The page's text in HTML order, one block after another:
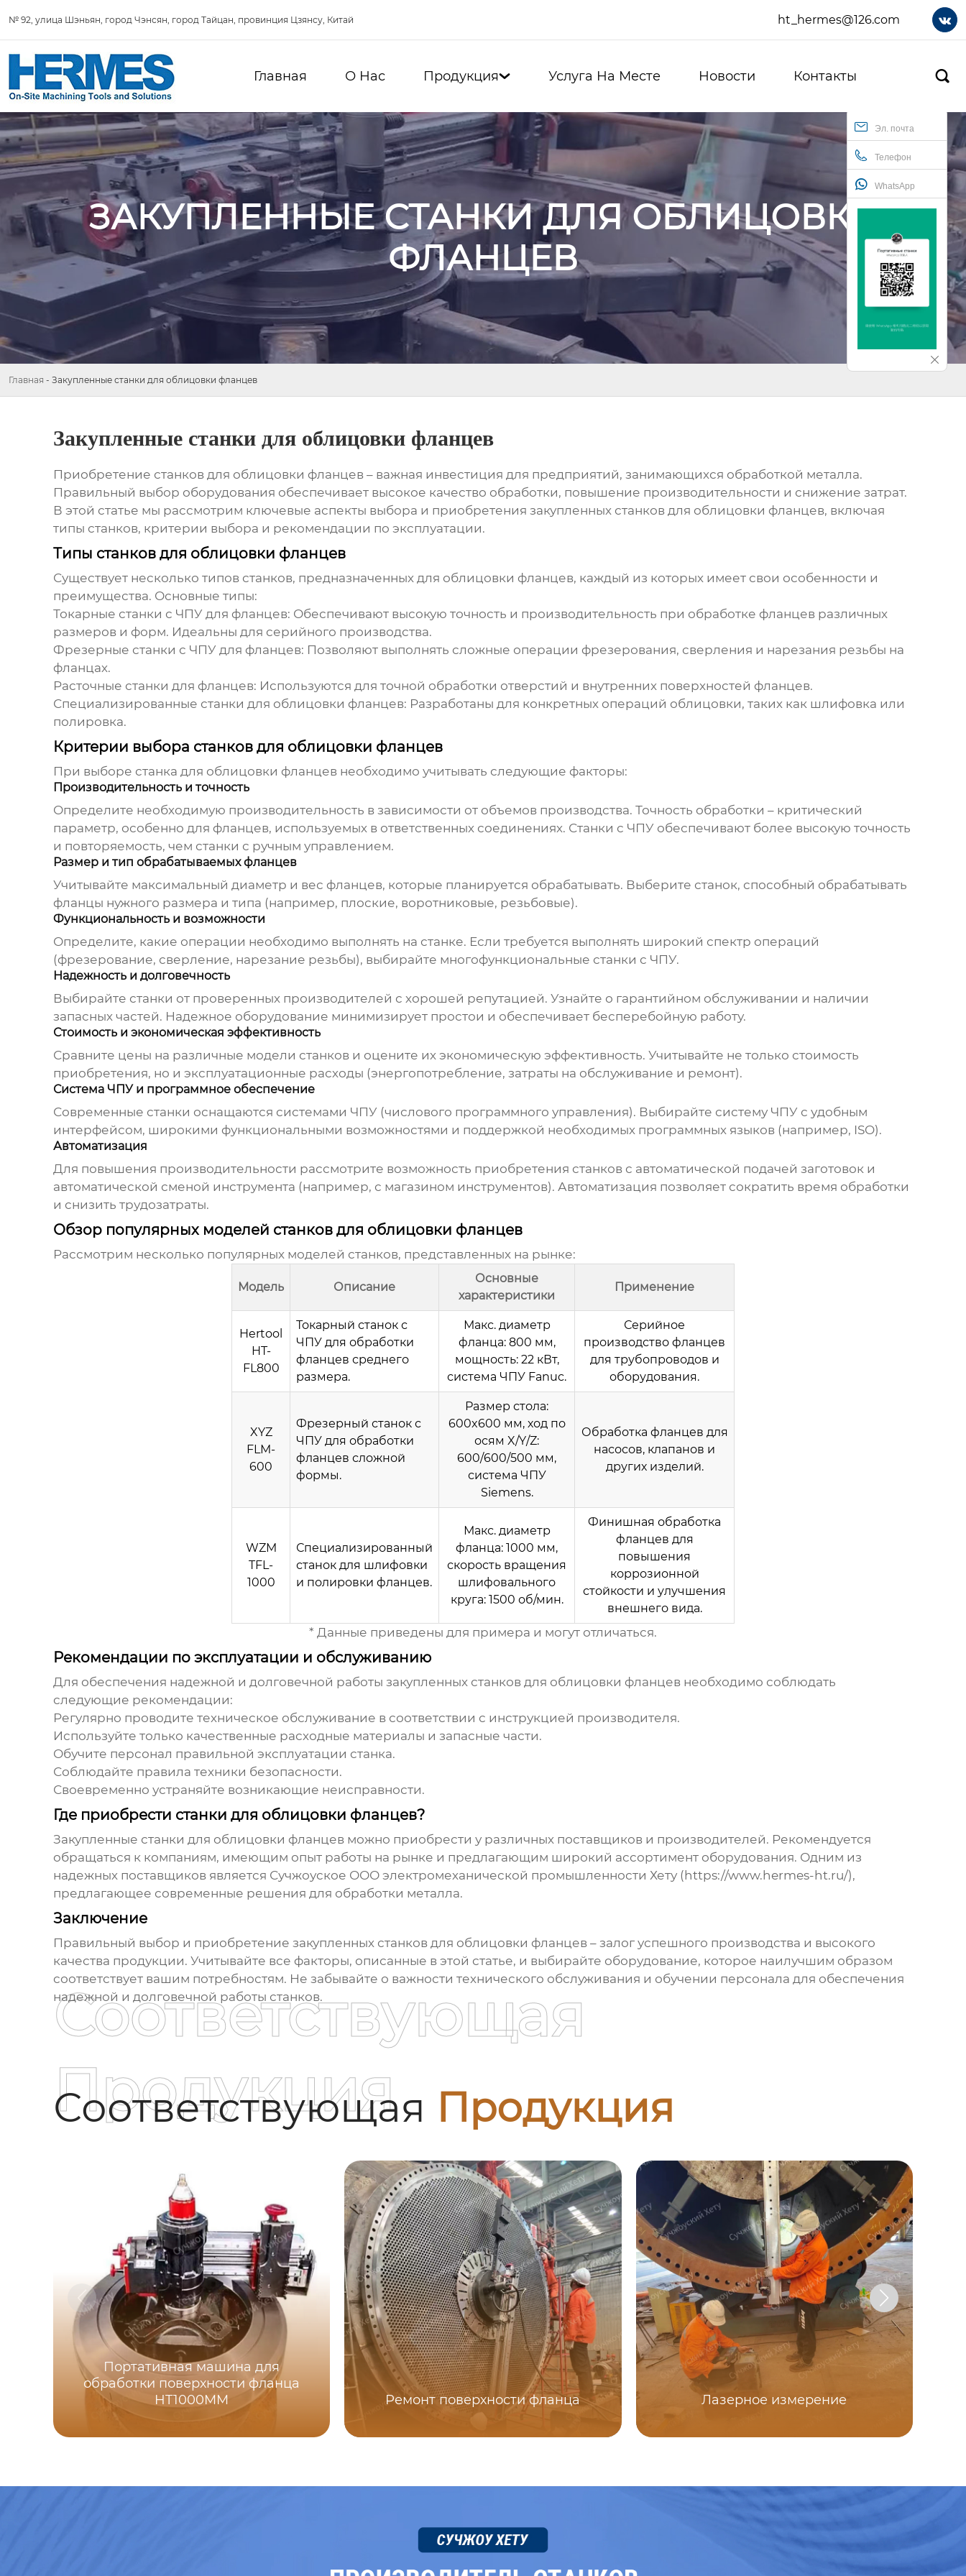
№ 92, улица Шэньян, город Чэнсян, город Тайцан, провинция Цзянсу, Китай ht_hermes@126.com 
Главная О Нас Продукция Услуга На Месте Новости Контакты 
Эл. почта
Телефон
WhatsApp
ЗАКУПЛЕННЫЕ СТАНКИ ДЛЯ ОБЛИЦОВКИ
ФЛАНЦЕВ
Главная - Закупленные станки для облицовки фланцев
Закупленные станки для облицовки фланцев
Приобретение станков для облицовки фланцев – важная инвестиция для предприятий, занимающихся обработкой металла.
Правильный выбор оборудования обеспечивает высокое качество обработки, повышение производительности и снижение затрат.
В этой статье мы рассмотрим ключевые аспекты выбора и приобретения закупленных станков для облицовки фланцев, включая
типы станков, критерии выбора и рекомендации по эксплуатации.
Типы станков для облицовки фланцев
Существует несколько типов станков, предназначенных для облицовки фланцев, каждый из которых имеет свои особенности и
преимущества. Основные типы:
Токарные станки с ЧПУ для фланцев: Обеспечивают высокую точность и производительность при обработке фланцев различных
размеров и форм. Идеальны для серийного производства.
Фрезерные станки с ЧПУ для фланцев: Позволяют выполнять сложные операции фрезерования, сверления и нарезания резьбы на
фланцах.
Расточные станки для фланцев: Используются для точной обработки отверстий и внутренних поверхностей фланцев.
Специализированные станки для облицовки фланцев: Разработаны для конкретных операций облицовки, таких как шлифовка или
полировка.
Критерии выбора станков для облицовки фланцев
При выборе станка для облицовки фланцев необходимо учитывать следующие факторы:
Производительность и точность
Определите необходимую производительность в зависимости от объемов производства. Точность обработки – критический
параметр, особенно для фланцев, используемых в ответственных соединениях. Станки с ЧПУ обеспечивают более высокую точность
и повторяемость, чем станки с ручным управлением.
Размер и тип обрабатываемых фланцев
Учитывайте максимальный диаметр и вес фланцев, которые планируется обрабатывать. Выберите станок, способный обрабатывать
фланцы нужного размера и типа (например, плоские, воротниковые, резьбовые).
Функциональность и возможности
Определите, какие операции необходимо выполнять на станке. Если требуется выполнять широкий спектр операций
(фрезерование, сверление, нарезание резьбы), выбирайте многофункциональные станки с ЧПУ.
Надежность и долговечность
Выбирайте станки от проверенных производителей с хорошей репутацией. Узнайте о гарантийном обслуживании и наличии
запасных частей. Надежное оборудование минимизирует простои и обеспечивает бесперебойную работу.
Стоимость и экономическая эффективность
Сравните цены на различные модели станков и оцените их экономическую эффективность. Учитывайте не только стоимость
приобретения, но и эксплуатационные расходы (энергопотребление, затраты на обслуживание и ремонт).
Система ЧПУ и программное обеспечение
Современные станки оснащаются системами ЧПУ (числового программного управления). Выбирайте систему ЧПУ с удобным
интерфейсом, широкими функциональными возможностями и поддержкой необходимых программных языков (например, ISO).
Автоматизация
Для повышения производительности рассмотрите возможность приобретения станков с автоматической подачей заготовок и
автоматической сменой инструмента (например, с магазином инструментов). Автоматизация позволяет сократить время обработки
и снизить трудозатраты.
Обзор популярных моделей станков для облицовки фланцев
Рассмотрим несколько популярных моделей станков, представленных на рынке:
Модель Описание
Основные
характеристики
Применение
Hertool
HT-
FL800
Токарный станок с
ЧПУ для обработки
фланцев среднего
размера.
Макс. диаметр
фланца: 800 мм,
мощность: 22 кВт,
система ЧПУ Fanuc.
Серийное
производство фланцев
для трубопроводов и
оборудования.
XYZ
FLM-
600
Фрезерный станок с
ЧПУ для обработки
фланцев сложной
формы.
Размер стола:
600x600 мм, ход по
осям X/Y/Z:
600/600/500 мм,
система ЧПУ
Siemens.
Обработка фланцев для
насосов, клапанов и
других изделий.
WZM
TFL-
1000
Специализированный
станок для шлифовки
и полировки фланцев.
Макс. диаметр
фланца: 1000 мм,
скорость вращения
шлифовального
круга: 1500 об/мин.
Финишная обработка
фланцев для
повышения
коррозионной
стойкости и улучшения
внешнего вида.
* Данные приведены для примера и могут отличаться.
Рекомендации по эксплуатации и обслуживанию
Для обеспечения надежной и долговечной работы закупленных станков для облицовки фланцевнеобходимо соблюдать
следующие рекомендации:
Регулярно проводите техническое обслуживание в соответствии с инструкцией производителя.
Используйте только качественные расходные материалы и запасные части.
Обучите персонал правильной эксплуатации станка.
Соблюдайте правила техники безопасности.
Своевременно устраняйте возникающие неисправности.
Где приобрести станки для облицовки фланцев?
Закупленные станки для облицовки фланцевможно приобрести у различных поставщиков и производителей. Рекомендуется
обращаться к компаниям, имеющим опыт работы на рынке и предлагающим широкий ассортимент оборудования. Одним из
надежных поставщиков является Сучжоуское ООО электромеханической промышленности Хету ( https://www.hermes-ht.ru/),
предлагающее современные решения для обработки металла.
Заключение
Правильный выбор и приобретение закупленных станков для облицовки фланцев– залог успешного производства и высокого
качества продукции. Учитывайте все факторы, описанные в этой статье, и выбирайте оборудование, которое наилучшим образом
соответствует вашим потребностям. Не забывайте о важности технического обслуживания и обучении персонала для обеспечения
надежной и долговечной работы станков.
Соответствующая Продукция
Соответствующая
Продукция
Портативная машина для
обработки поверхности фланца
HT1000MM
Ремонт поверхности фланца Лазерное измерение